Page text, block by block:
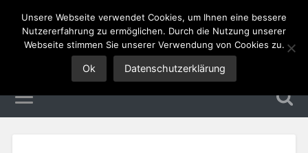
Tourismus Jobs
Unsere Webseite verwendet Cookies, um Ihnen eine bessere
Nutzererfahrung zu ermöglichen. Durch die Nutzung unserer
Webseite stimmen Sie unserer Verwendung von Cookies zu.
Ok Datenschutzerklärung